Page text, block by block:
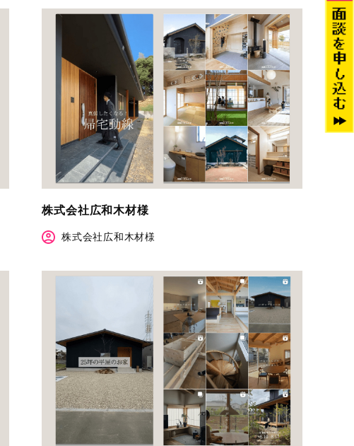
株式会社広和木材様
株式会社広和木材様